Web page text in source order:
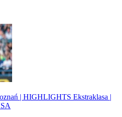
| HIGHLIGHTS Ekstraklasa |